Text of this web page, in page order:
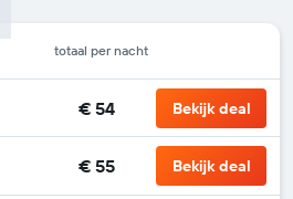
totaal per nacht
€ 54 Bekijk deal
€ 55 Bekijk deal